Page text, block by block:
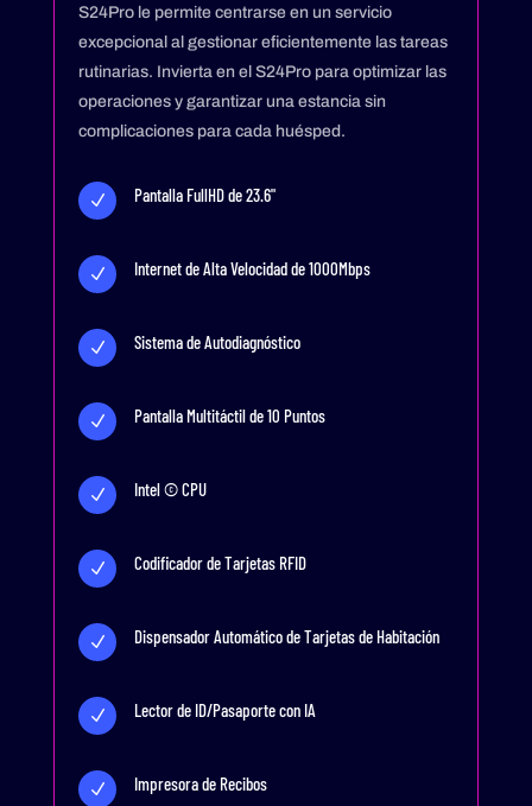
S24Pro le permite centrarse en un servicio
excepcional al gestionar eficientemente las tareas
rutinarias. Invierta en el S24Pro para optimizar las
operaciones y garantizar una estancia sin
complicaciones para cada huésped.
N Pantalla FullHD de 23.6"
N Internet de Alta Velocidad de 1000Mbps
N Sistema de Autodiagnóstico
N Pantalla Multitáctil de 10 Puntos
N Intel © CPU
N Codificador de Tarjetas RFID
N Dispensador Automático de Tarjetas de Habitación
N Lector de ID/Pasaporte con IA
N Impresora de Recibos